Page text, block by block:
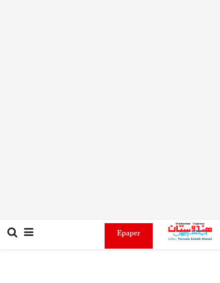
Epaper